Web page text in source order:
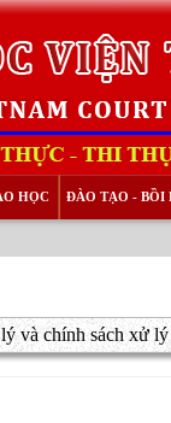
HỌC ĐÀO TẠO - BỒI
và chính sách xử lý